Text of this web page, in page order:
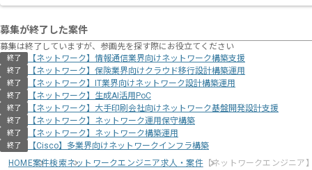
募集が終了した案件
募集は終了していますが、参画先を探す際にお役立てください
終了 【ネットワーク】情報通信業界向けネットワーク構築支援
終了 【ネットワーク】保険業界向けクラウド移行設計構築運用
終了 【ネットワーク】IT業界向けネットワーク設計構築運用
終了 【ネットワーク】生成AI活用PoC
終了 【ネットワーク】大手印刷会社向けネットワーク基盤開発設計支援
終了 【ネットワーク】ネットワーク運用保守構築
終了 【ネットワーク】ネットワーク構築運用
終了
【Cisco】多業界向けネットワークインフラ構築
HOME案件検索ネットワークエンジニア求人・案件【ネットワークエンジニア